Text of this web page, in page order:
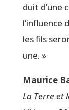
duit d’une
les fils
une. »
Mau­rice
La Terre et